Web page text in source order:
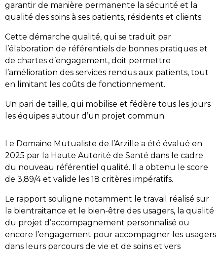
garantir de manière permanente la sécurité et la
qualité des soins à ses patients, résidents et clients.
Cette démarche qualité, qui se traduit par
l’élaboration de référentiels de bonnes pratiques et
de chartes d’engagement, doit permettre
l’amélioration des services rendus aux patients, tout
en limitant les coûts de fonctionnement.
Un pari de taille, qui mobilise et fédère tous les jours
les équipes autour d’un projet commun.
Le Domaine Mutualiste de l’Arzille a été évalué en
2025 par la Haute Autorité de Santé dans le cadre
du nouveau référentiel qualité. Il a obtenu le score
de 3,89/4 et valide les 18 critères impératifs.
Le rapport souligne notamment le travail réalisé sur
la bientraitance et le bien-être des usagers, la qualité
du projet d’accompagnement personnalisé ou
encore l’engagement pour accompagner les usagers
dans leurs parcours de vie et de soins et vers